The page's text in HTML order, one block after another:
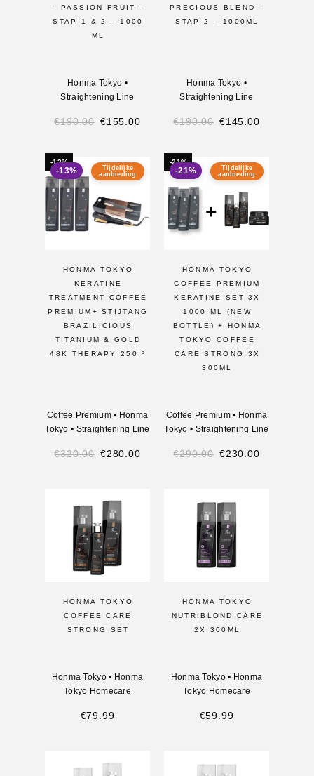
– PASSION FRUIT –
STAP 1 & 2 – 1000
ML
Honma Tokyo •
Straightening Line
€190.00 €155.00
PRECIOUS BLEND –
STAP 2 – 1000ML
Honma Tokyo •
Straightening Line
€190.00 €145.00
-13%
Tijdelijke
aanbieding
-13%
HONMA TOKYO
KERATINE
TREATMENT COFFEE
PREMIUM+ STIJTANG
BRAZILICIOUS
TITANIUM & GOLD
48K THERAPY 250 º
Coffee Premium• Honma
Tokyo • Straightening Line
€320.00 €280.00
-21%
Tijdelijke
aanbieding
-21%
HONMA TOKYO
COFFEE PREMIUM
KERATINE SET 3X
1000 ML (NEW
BOTTLE) + HONMA
TOKYO COFFEE
CARE STRONG 3X
300ML
Coffee Premium• Honma
Tokyo • Straightening Line
€290.00 €230.00
HONMA TOKYO
COFFEE CARE
STRONG SET
Honma Tokyo• Honma
Tokyo Homecare
€79.99
HONMA TOKYO
NUTRIBLOND CARE
2X 300ML
Honma Tokyo• Honma
Tokyo Homecare
€59.99